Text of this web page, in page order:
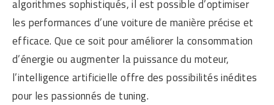
algorithmes sophistiqués, il est possible d’optimiser
les performances d’une voiture de manière précise et
efficace. Que ce soit pour améliorer la consommation
d’énergie ou augmenter la puissance du moteur,
l’intelligence artificielle offre des possibilités inédites
pour les passionnés de tuning.